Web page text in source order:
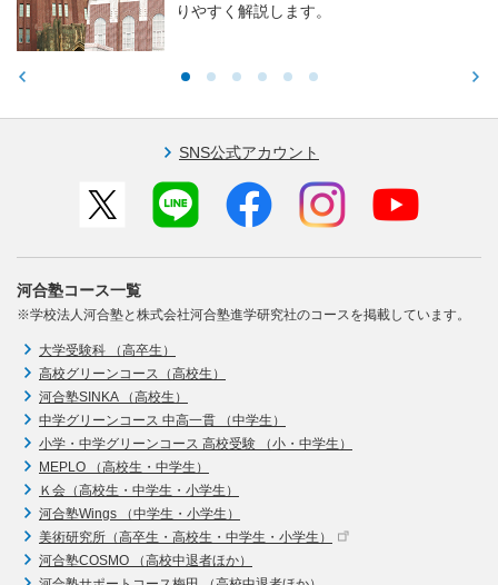
りやすく解説します。
SNS公式アカウント
河合塾コース一覧
※学校法人河合塾と株式会社河合塾進学研究社のコースを掲載しています。
大学受験科 （高卒生）
高校グリーンコース（高校生）
河合塾SINKA （高校生）
中学グリーンコース 中高一貫 （中学生）
小学・中学グリーンコース 高校受験 （小・中学生）
MEPLO （高校生・中学生）
Ｋ会（高校生・中学生・小学生）
河合塾Wings （中学生・小学生）
美術研究所（高卒生・高校生・中学生・小学生）
河合塾COSMO （高校中退者ほか）